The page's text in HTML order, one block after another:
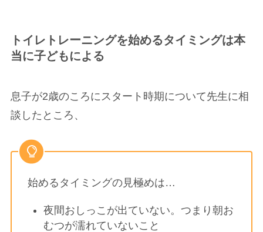
トイレトレーニングを始めるタイミングは本
当に子どもによる
息子が2歳のころにスタート時期について先生に相
談したところ、
始めるタイミングの見極めは…
夜間おしっこが出ていない。つまり朝お
むつが濡れていないこと